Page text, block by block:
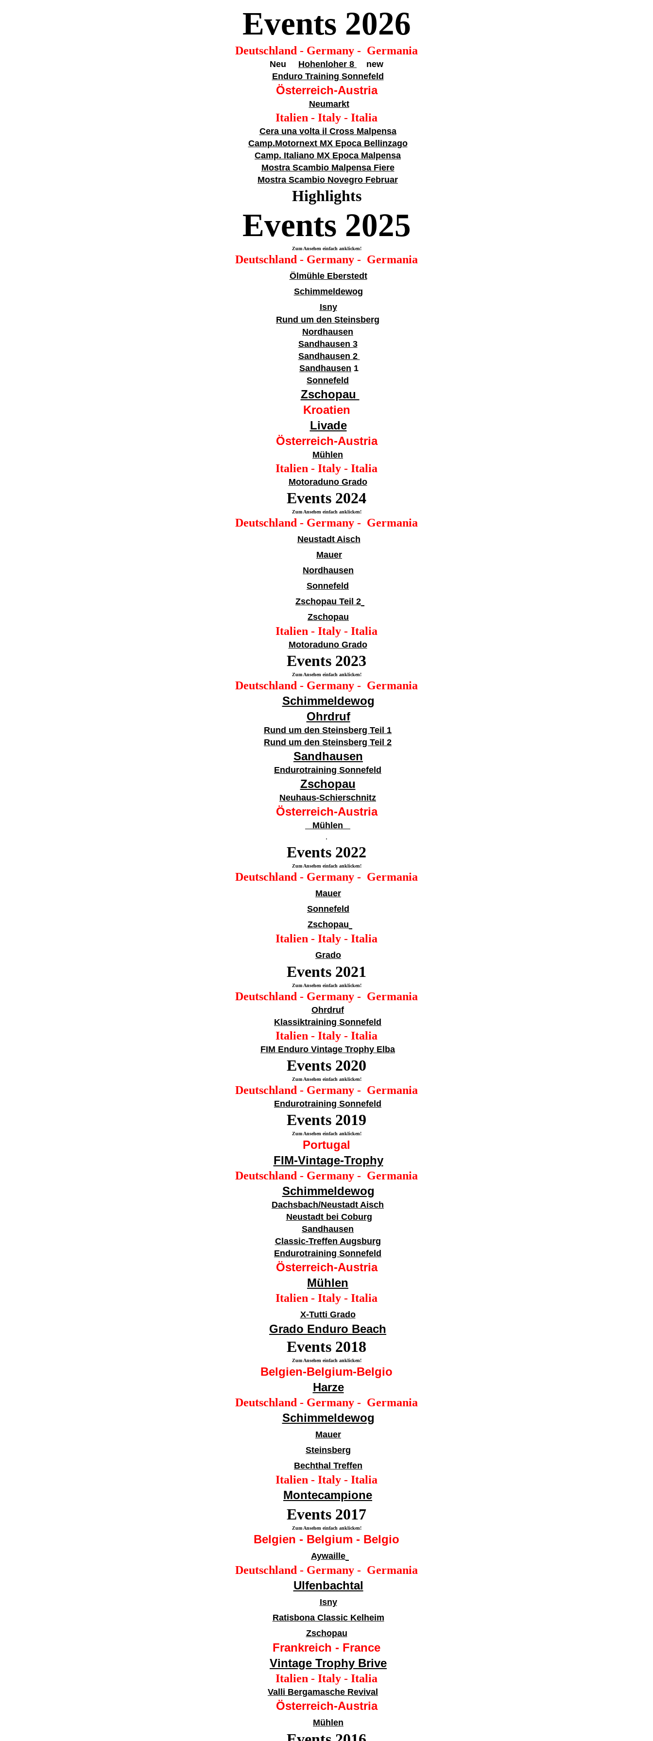
Events 2026
Deutschland - Germany - Germania
Neu Hohenloher 8
new
Enduro Training Sonnefeld
Österreich-Austria
Neumarkt
Italien - Italy - Italia
Cera una volta il Cross Malpensa
Camp.Motornext MX Epoca Bellinzago
Camp. Italiano MX Epoca Malpensa
Mostra Scambio Malpensa Fiere
Mostra Scambio Novegro Februar
Highlights
Events 2025
Zum Ansehen einfach anklicken!
Deutschland - Germany - Germania
Ölmühle Eberstedt
Schimmeldewog
Isny
Rund um den Steinsberg
Nordhausen
Sandhausen 3
Sandhausen 2
Sandhausen 1
Sonnefeld
Zschopau
Kroatien
Livade
Österreich-Austria
Mühlen
Italien - Italy - Italia
Motoraduno Grado
Events 2024
Zum Ansehen einfach anklicken!
Deutschland - Germany - Germania
Neustadt Aisch
Mauer
Nordhausen
Sonnefeld
Zschopau Teil 2
Zschopau
Italien - Italy - Italia
Motoraduno Grado
Events 2023
Zum Ansehen einfach anklicken!
Deutschland - Germany - Germania
Schimmeldewog
Ohrdruf
Rund um den Steinsberg Teil 1
Rund um den Steinsberg Teil 2
Sandhausen
Endurotraining Sonnefeld
Zschopau
Neuhaus-Schierschnitz
Österreich-Austria
Mühlen
.
Events 2022
Zum Ansehen einfach anklicken!
Deutschland - Germany - Germania
Mauer
Sonnefeld
Zschopau
Italien - Italy - Italia
Grado
Events 2021
Zum Ansehen einfach anklicken!
Deutschland - Germany - Germania
Ohrdruf
Klassiktraining Sonnefeld
Italien - Italy - Italia
FIM Enduro Vintage Trophy Elba
Events 2020
Zum Ansehen einfach anklicken!
Deutschland - Germany - Germania
Endurotraining Sonnefeld
Events 2019
Zum Ansehen einfach anklicken!
Portugal
FIM-Vintage-Trophy
Deutschland - Germany - Germania
Schimmeldewog
Dachsbach/Neustadt Aisch
Neustadt bei Coburg
Sandhausen
Classic-Treffen Augsburg
Endurotraining Sonnefeld
Österreich-Austria
Mühlen
Italien - Italy - Italia
X-Tutti Grado
Grado Enduro Beach
Events 2018
Zum Ansehen einfach anklicken!
Belgien-Belgium-Belgio
Harze
Deutschland - Germany - Germania
Schimmeldewog
Mauer
Steinsberg
Bechthal Treffen
Italien - Italy - Italia
Montecampione
Events 2017
Zum Ansehen einfach anklicken!
Belgien - Belgium - Belgio
Aywaille
Deutschland - Germany - Germania
Ulfenbachtal
Isny
Ratisbona Classic Kelheim
Zschopau
Frankreich - France
Vintage Trophy Brive
Italien - Italy - Italia
Valli Bergamasche Revival
Österreich-Austria
Mühlen